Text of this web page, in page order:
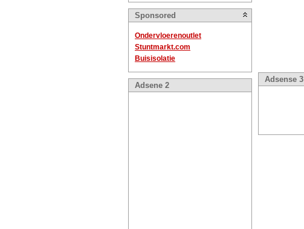
Sponsored
Ondervloerenoutlet
Stuntmarkt.com
Buisisolatie
Adsene 2
Adsense 3